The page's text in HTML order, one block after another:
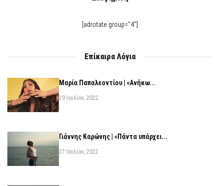
[adrotate group="4"]
Επίκαιρα Λόγια
Μαρία Παπαλεοντίου | «Ανήκω...
29 Ιουλίου, 2022
Γιάννης Καρώνης | «Πάντα υπάρχει...
27 Ιουλίου, 2022